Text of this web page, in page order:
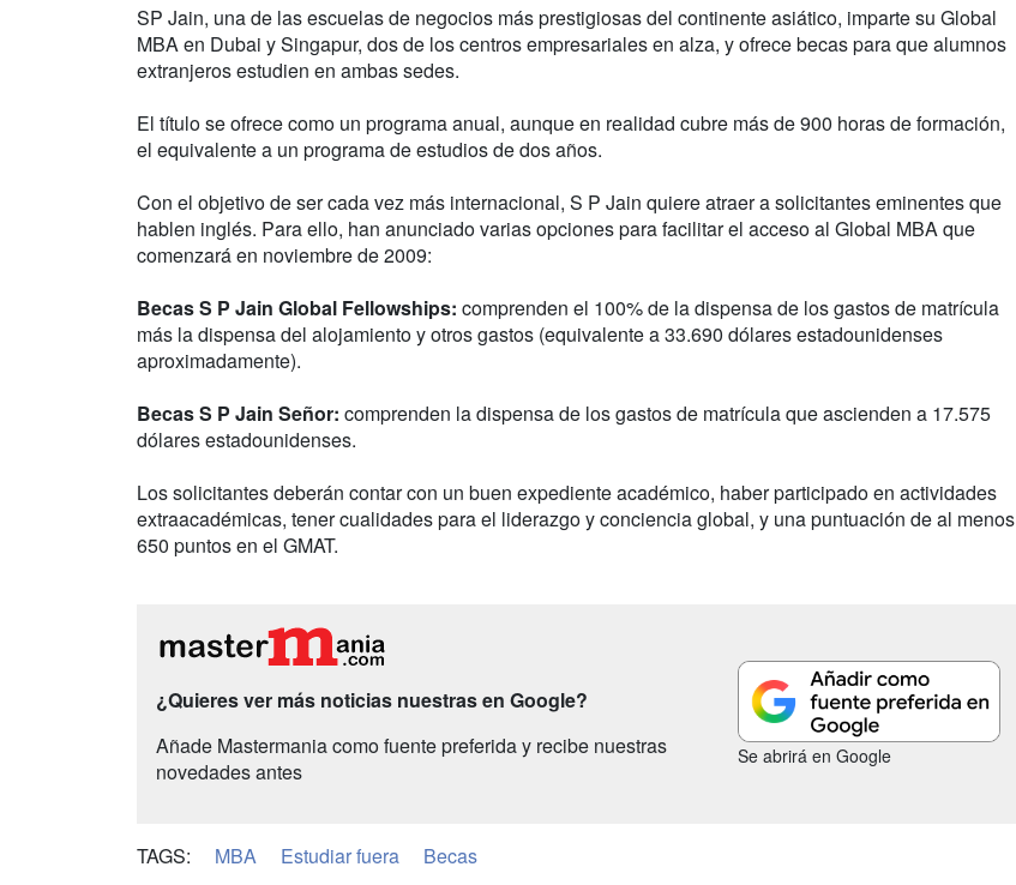
SP Jain, una de las escuelas de negocios más prestigiosas del continente asiático, imparte su Global
MBA en Dubai y Singapur, dos de los centros empresariales en alza, y ofrece becas para que alumnos
extranjeros estudien en ambas sedes.
El título se ofrece como un programa anual, aunque en realidad cubre más de 900 horas de formación,
el equivalente a un programa de estudios de dos años.
Con el objetivo de ser cada vez más internacional, S P Jain quiere atraer a solicitantes eminentes que
hablen inglés. Para ello, han anunciado varias opciones para facilitar el acceso al Global MBA que
comenzará en noviembre de 2009:
Becas S P Jain Global Fellowships: comprenden el 100% de la dispensa de los gastos de matrícula
más la dispensa del alojamiento y otros gastos (equivalente a 33.690 dólares estadounidenses
aproximadamente).
Becas S P Jain Señor: comprenden la dispensa de los gastos de matrícula que ascienden a 17.575
dólares estadounidenses.
Los solicitantes deberán contar con un buen expediente académico, haber participado en actividades
extraacadémicas, tener cualidades para el liderazgo y conciencia global, y una puntuación de al menos
650 puntos en el GMAT.
¿Quieres ver más noticias nuestras en Google?
Añade Mastermania como fuente preferida y recibe nuestras
novedades antes
Se abrirá en Google
TAGS: MBA Estudiar fuera Becas